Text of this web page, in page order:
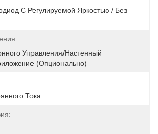
С Регулируемой Яркостью / Без
Управления/настенный
(опционально)
Тока